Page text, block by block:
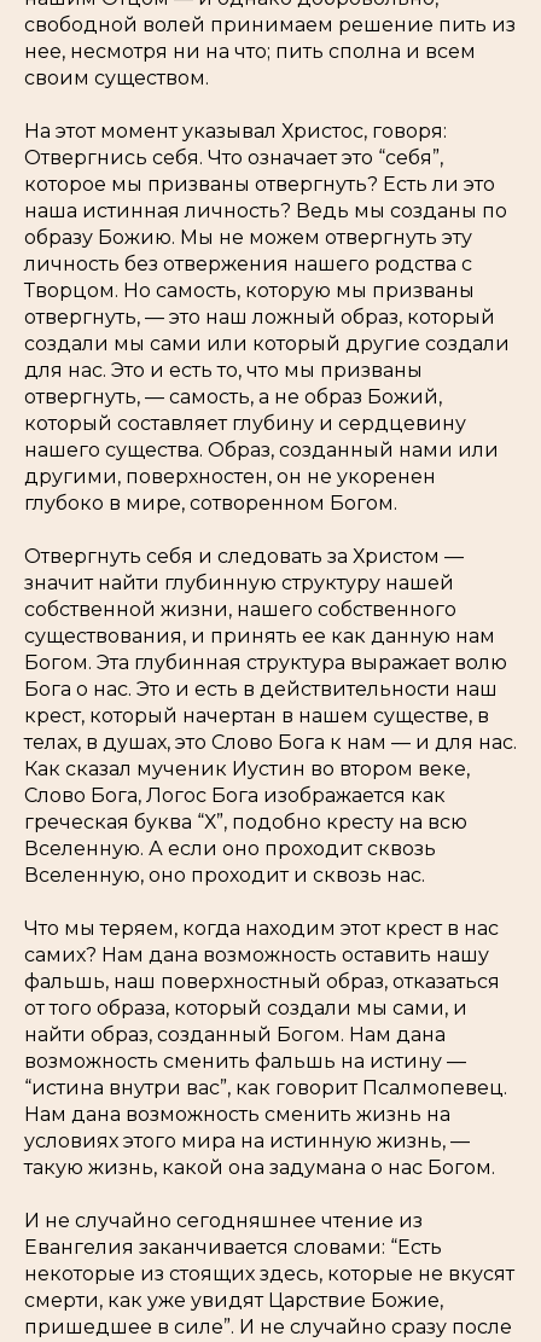
свободной волей принимаем решение пить из
нее, несмотря ни на что; пить сполна и всем
своим существом.
На этот момент указывал Христос, говоря:
Отвергнись себя. Что означает это “себя”,
которое мы призваны отвергнуть? Есть ли это
наша истинная личность? Ведь мы созданы по
образу Божию. Мы не можем отвергнуть эту
личность без отвержения нашего родства с
Творцом. Но самость, которую мы призваны
отвергнуть, — это нашложный образ, который
создали мы сами или который другие создали
для нас. Это и есть то, что мы призваны
отвергнуть, — самость, а не образ Божий,
который составляет глубину и сердцевину
нашего существа. Образ, созданный нами или
другими, поверхностен, он не укоренен
глубоко в мире, сотворенном Богом.
Отвергнуть себя и следовать за Христом —
значит найти глубинную структуру нашей
собственной жизни, нашего собственного
существования, и принять ее как данную нам
Богом. Эта глубинная структура выражает волю
Бога о нас. Это и есть в действительности наш
крест, который начертан в нашем существе, в
телах, в душах, это Слово Бога к нам — и для нас.
Как сказал мученик Иустин во втором веке,
Слово Бога, Логос Бога изображается как
греческая буква “Х”, подобно кресту на всю
Вселенную. А если оно проходит сквозь
Вселенную, оно проходит и сквозь нас.
Что мы теряем, когда находим этот крест в нас
самих? Нам дана возможность оставить нашу
фальшь, наш поверхностный образ, отказаться
от того образа, который создали мы сами, и
найти образ, созданный Богом. Нам дана
возможность сменить фальшь на истину —
“истина внутри вас”, как говорит Псалмопевец.
Нам дана возможность сменить жизнь на
условиях этого мира на истинную жизнь, —
такую жизнь, какой она задумана о нас Богом.
И не случайно сегодняшнее чтение из
Евангелия заканчивается словами: “Есть
некоторые из стоящих здесь, которые не вкусят
смерти, как уже увидят Царствие Божие,
пришедшее в силе”. И не случайно сразу после